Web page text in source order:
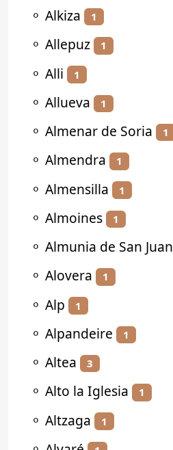
⚬ Alkiza 1
⚬ Allepuz 1
⚬ Alli 1
⚬ Allueva 1
⚬ Almenar de Soria 1
⚬ Almendra 1
⚬ Almensilla 1
⚬ Almoines 1
⚬ Almunia de San Juan
⚬ Alovera 1
⚬ Alp 1
⚬ Alpandeire 1
⚬ Altea 3
⚬ Alto la Iglesia 1
⚬ Altzaga 1